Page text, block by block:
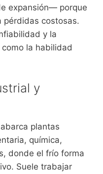
expansión— porque
pérdidas costosas.
y la
la habilidad
y
plantas
química,
donde el frío forma
Suele trabajar